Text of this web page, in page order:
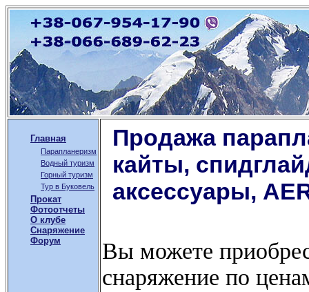
Главная
Парапланеризм
Водный туризм
Горный туризм
Тур в Буковель
Прокат
Фотоотчеты
О клубе
Снаряжение
Форум
Продажа
кайты,
аксессуары,
Вы можете
снаряжение по